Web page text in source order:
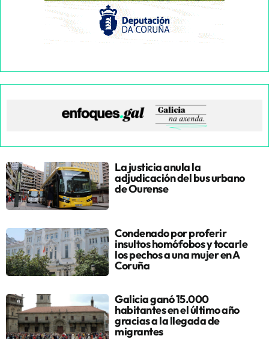
La justicia anula la
adjudicación del bus urbano
de Ourense
Condenado por proferir
insultos homófobos y tocarle
los pechos a una mujer en A
Coruña
Galicia ganó 15.000
habitantes en el último año
gracias a la llegada de
migrantes